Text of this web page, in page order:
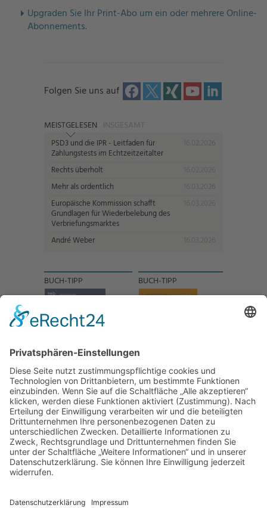
Upgraden Sie Ihr Print-Abo um ein oder mehrere Online-
Abonnements.
Folgen Sie uns auf
MEISTGELESEN INSGESAMT
PSD3 und die IPR - Leitfaden für
Zahlungstests im Echtzeitzeitalter
Rechts überholt
Mehr als ordentlich
Europäische Kommission schafft
Grundlagen für Wiederbelebung des
Verbriefungsmarktes
André Weber
BUCH-TIPP BUCH-TIPP